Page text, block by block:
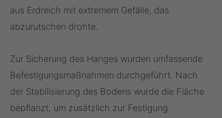
aus Erdreich mit extremem Gefälle, das
abzurutschen drohte.
Zur Sicherung des Hanges wurden umfassende
Befestigungsmaßnahmen durchgeführt. Nach
der Stabilisierung des Bodens wurde die Fläche
bepflanzt, um zusätzlich zur Festigung